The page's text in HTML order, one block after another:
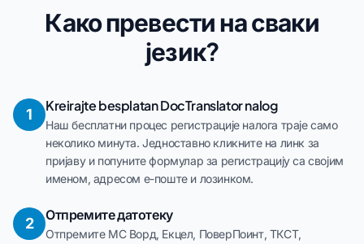
Како превести на сваки
језик?
1
Kreirajte besplatan DocTranslator nalog
Наш бесплатни процес регистрације налога траје само
неколико минута. Једноставно кликните на линк за
пријаву и попуните формулар за регистрацију са својим
именом, адресом е-поште и лозинком.
2
Отпремите датотеку
Отпремите МС Ворд, Екцел, ПоверПоинт, ТКСТ,